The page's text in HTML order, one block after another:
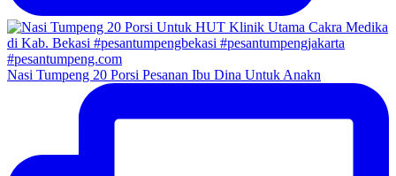
Nasi Tumpeng 20 Porsi Pesanan Ibu Dina Untuk Anakn